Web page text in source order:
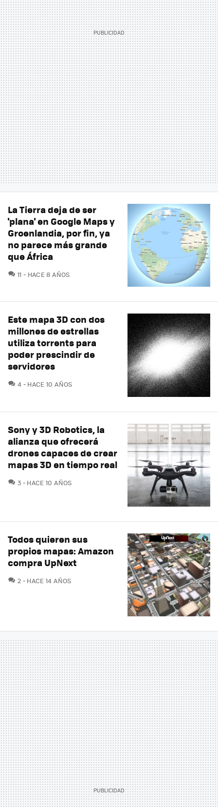
La Tierra deja de ser
'plana' en Google Maps y
Groenlandia, por fin, ya
no parece más grande
que África
11 COMENTARIOS
HACE 8 AÑOS
Este mapa 3D con dos
millones de estrellas
utiliza torrents para
poder prescindir de
servidores
4 COMENTARIOS
HACE 10 AÑOS
Sony y 3D Robotics, la
alianza que ofrecerá
drones capaces de crear
mapas 3D en tiempo real
3 COMENTARIOS
HACE 10 AÑOS
Todos quieren sus
propios mapas: Amazon
compra UpNext
2 COMENTARIOS
HACE 14 AÑOS